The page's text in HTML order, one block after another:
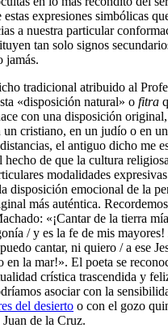
estas expresiones simbólicas
a nuestra particular
tan solo signos
jamás.
tradicional atribuido al
«disposición natural» o fitra
con una disposición
un cristiano, en un judío o en
el antiguo dicho me
hecho de que la cultura
modalidades
disposición emocional de la
más auténtica.
«¡Cantar de la tierra
/ y es la fe de mis
cantar, ni quiero / a ese
en la mar!». El poeta se
crística trascendida y
asociar con la
del desierto o con el gozo
Juan de la Cruz.